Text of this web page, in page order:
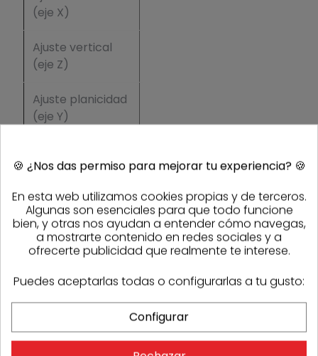
(eje X)
Ajuste vertical
(eje Z)
Ajuste planicidad
(eje Y)
con
K7316
Tornillos para
fijación
Sì
PRODUCTOS DE LA MISMA CATEGORÍA
🍪 ¿Nos das permiso para mejorar tu experiencia? 🍪
En esta web utilizamos cookies propias y de terceros.
Algunas son esenciales para que todo funcione
bien, y otras nos ayudan a entender cómo navegas,
a mostrarte contenido en redes sociales y a
ofrecerte publicidad que realmente te interese.
Puedes aceptarlas todas o configurarlas a tu gusto:
Configurar